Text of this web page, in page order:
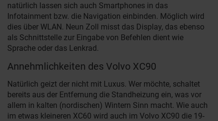
natürlich lassen sich auch Smartphones in das
Infotainment bzw. die Navigation einbinden. Möglich wird
dies über WLAN. Neun Zoll misst das Display, das ebenso
als Schnittstelle zur Eingabe von Befehlen dient wie
Sprache oder das Lenkrad.
Annehmlichkeiten des Volvo XC90
Natürlich geizt der nicht mit Luxus. Wer möchte, schaltet
bereits aus der Entfernung die Standheizung ein, was vor
allem in kalten (nordischen) Wintern Sinn macht. Wie auch
im etwas kleineren XC60 wird auch im Volvo XC90 die 19-